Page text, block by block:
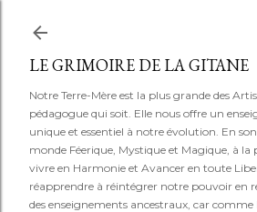
LE GRIMOIRE DE LA GITANE
Notre Terre-Mère est la plus grande des
pédagogue qui soit. Elle nous offre un
unique et essentiel à notre évolution. En
monde Féerique, Mystique et Magique, à la
vivre en Harmonie et Avancer en toute
réapprendre à réintégrer notre pouvoir en
des enseignements ancestraux, car comme